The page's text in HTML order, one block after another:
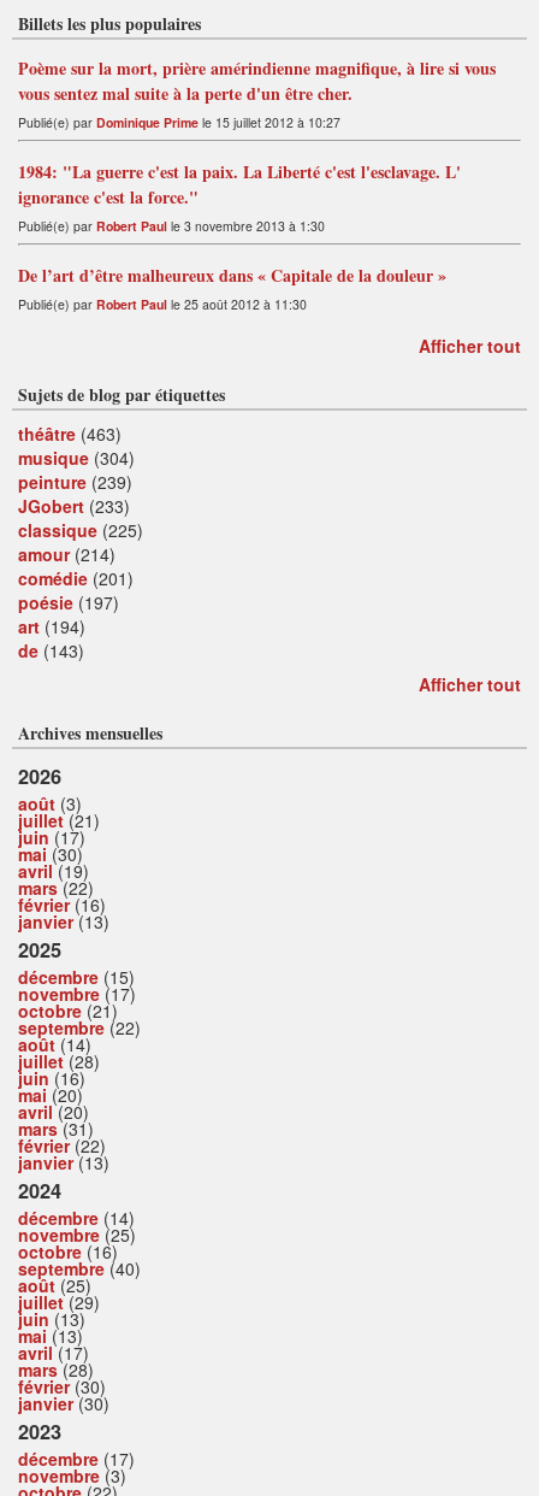
Billets les plus populaires
Poème sur la mort, prière amérindienne magnifique, à lire si vous
vous sentez mal suite à la perte d'un être cher.
Publié(e) par Dominique Prime le 15 juillet 2012 à 10:27
1984: "La guerre c'est la paix. La Liberté c'est l'esclavage. L'
ignorance c'est la force."
Publié(e) par Robert Paul le 3 novembre 2013 à 1:30
De l’art d’être malheureux dans « Capitale de la douleur »
Publié(e) par Robert Paul le 25 août 2012 à 11:30
Afficher tout
Sujets de blog par étiquettes
théâtre (463)
musique (304)
peinture (239)
JGobert (233)
classique (225)
amour(214)
comédie (201)
poésie (197)
art (194)
de (143)
Afficher tout
Archives mensuelles
2026
août (3)
juillet(21)
juin (17)
mai (30)
avril(19)
mars(22)
février(16)
janvier(13)
2025
décembre (15)
novembre (17)
octobre (21)
septembre (22)
août (14)
juillet(28)
juin (16)
mai (20)
avril(20)
mars(31)
février(22)
janvier(13)
2024
décembre (14)
novembre (25)
octobre (16)
septembre (40)
août (25)
juillet(29)
juin (13)
mai (13)
avril(17)
mars(28)
février(30)
janvier(30)
2023
décembre (17)
novembre (3)